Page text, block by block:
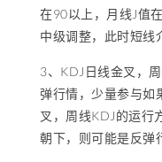
在90以上，月线J值
中级调整，此时短线
3、KDJ日线金叉，
弹行情，少量参与如
叉，周线KDJ的运行
朝下，则可能是反弹